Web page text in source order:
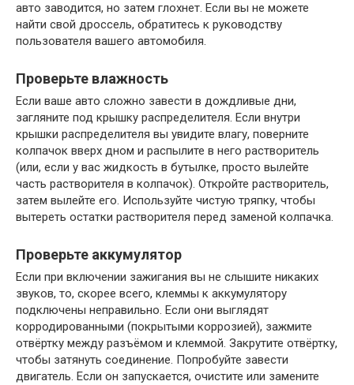
авто заводится, но затем глохнет. Если вы не можете
найти свой дроссель, обратитесь к руководству
пользователя вашего автомобиля.
Проверьте влажность
Если ваше авто сложно завести в дождливые дни,
загляните под крышку распределителя. Если внутри
крышки распределителя вы увидите влагу, поверните
колпачок вверх дном и распылите в него растворитель
(или, если у вас жидкость в бутылке, просто вылейте
часть растворителя в колпачок). Откройте растворитель,
затем вылейте его. Используйте чистую тряпку, чтобы
вытереть остатки растворителя перед заменой колпачка.
Проверьте аккумулятор
Если при включении зажигания вы не слышите никаких
звуков, то, скорее всего, клеммы к аккумулятору
подключены неправильно. Если они выглядят
корродированными (покрытыми коррозией), зажмите
отвёртку между разъёмом и клеммой. Закрутите отвёртку,
чтобы затянуть соединение. Попробуйте завести
двигатель. Если он запускается, очистите или замените